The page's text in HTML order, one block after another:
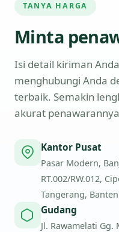
TANYA HARGA
Minta
Isi detail kiriman
menghubungi Anda
terbaik. Semakin
akurat
Kantor Pusat
Pasar Modern,
RT.002/RW.012,
Tangerang,
Gudang
Jl. Rawamelati Gg.